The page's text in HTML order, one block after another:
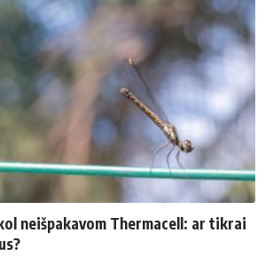
neišpakavom Thermacell: ar tikrai